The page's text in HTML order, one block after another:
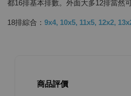
都16排基本排數。外面大多12排當然
18排綜合： 9x4, 10x5, 11x5, 12x2,
商品評價